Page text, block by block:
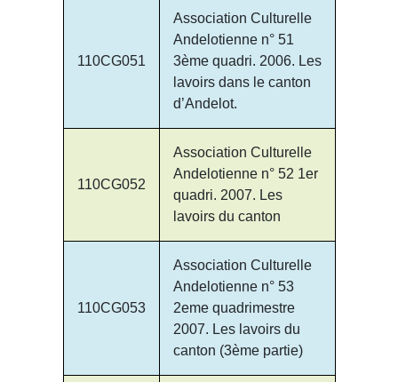
110CG051
Association Culturelle
Andelotienne n° 51
3ème quadri. 2006. Les
lavoirs dans le canton
d’Andelot.
110CG052
Association Culturelle
Andelotienne n° 52 1er
quadri. 2007. Les
lavoirs du canton
110CG053
Association Culturelle
Andelotienne n° 53
2eme quadrimestre
2007. Les lavoirs du
canton (3ème partie)